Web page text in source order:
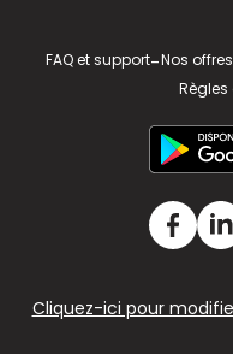
FAQ et support-Nos
Cliquez-ici pour